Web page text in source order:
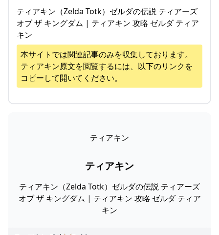
ティアキン（Zelda Totk）ゼルダの伝説 ティアーズ
オブ ザ キングダム | ティアキン 攻略 ゼルダ ティア
キン
本サイトでは関連記事のみを収集しております。
ティアキン原文を閲覧するには、以下のリンクを
コピーして開いてください。
ティアキン
ティアキン
ティアキン（Zelda Totk）ゼルダの伝説 ティアーズ
オブ ザ キングダム | ティアキン 攻略 ゼルダ ティア
キン